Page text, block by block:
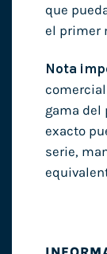
que
el primer
Nota
gama del
exacto
serie,